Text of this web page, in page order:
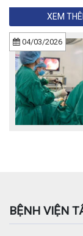
XEM
04/03/2026
BỆNH VIỆN